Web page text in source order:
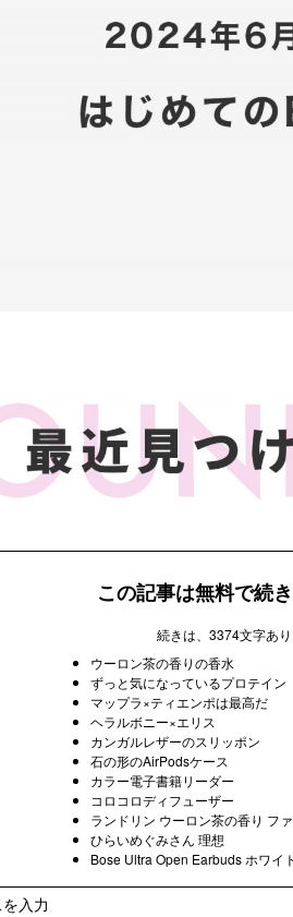
この記事は無料で続
続きは、3374文字あり
ウーロン茶の香りの香水
ずっと気になっているプロテイン
マップラ×ティエンポは最高だ
ヘラルボニー×エリス
カンガルレザーのスリッポン
石の形のAirPodsケース
カラー電子書籍リーダー
コロコロディフューザー
ランドリン ウーロン茶の香り フ
ひらいめぐみさん 理想
Bose Ultra Open Earbuds ホワイ